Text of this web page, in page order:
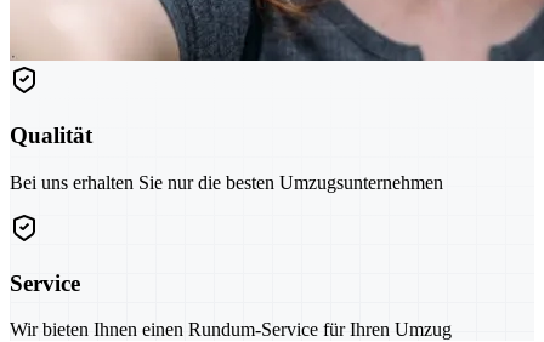
Qualität
Bei uns erhalten Sie nur die besten Umzugsunternehmen
Service
Wir bieten Ihnen einen Rundum-Service für Ihren Umzug